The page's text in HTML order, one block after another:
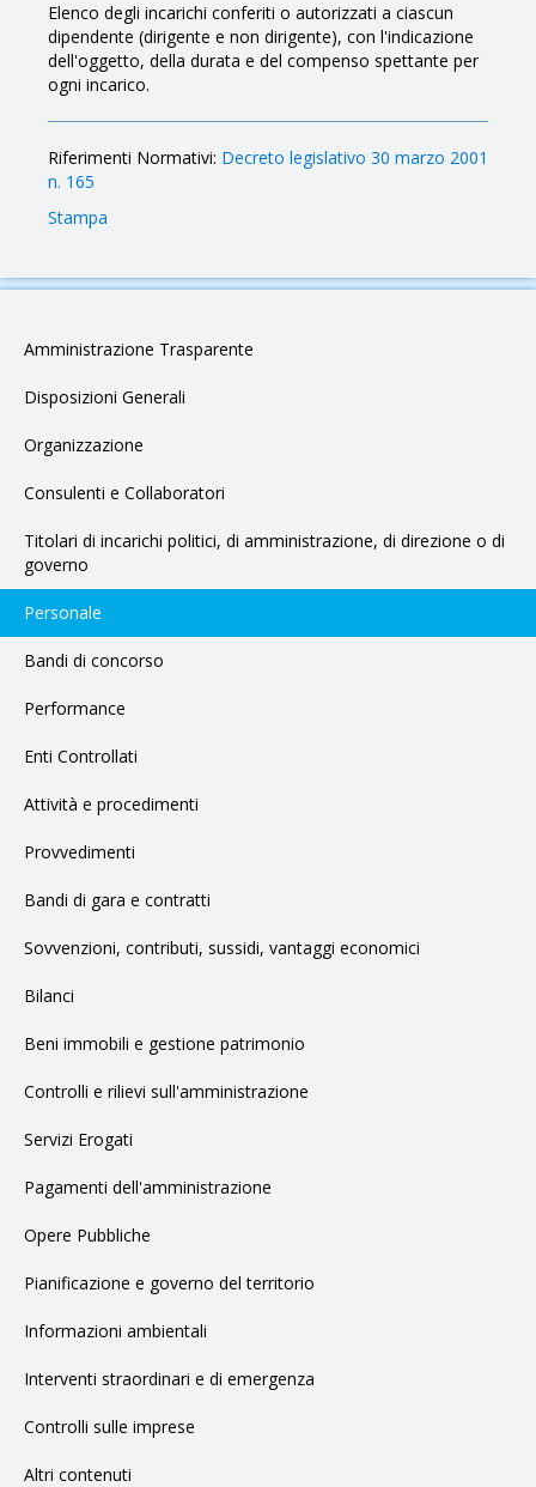
Elenco degli incarichi conferiti o autorizzati a ciascun
dipendente (dirigente e non dirigente), con l'indicazione
dell'oggetto, della durata e del compenso spettante per
ogni incarico.
Riferimenti Normativi: Decreto legislativo 30 marzo 2001
n. 165
Stampa
Amministrazione Trasparente
Disposizioni Generali
Organizzazione
Consulenti e Collaboratori
Titolari di incarichi politici, di amministrazione, di direzione o di
governo
Personale
Bandi di concorso
Performance
Enti Controllati
Attività e procedimenti
Provvedimenti
Bandi di gara e contratti
Sovvenzioni, contributi, sussidi, vantaggi economici
Bilanci
Beni immobili e gestione patrimonio
Controlli e rilievi sull'amministrazione
Servizi Erogati
Pagamenti dell'amministrazione
Opere Pubbliche
Pianificazione e governo del territorio
Informazioni ambientali
Interventi straordinari e di emergenza
Controlli sulle imprese
Altri contenuti